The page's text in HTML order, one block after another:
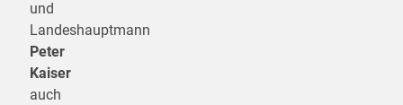
und
Landeshauptmann
Peter
Kaiser
auch